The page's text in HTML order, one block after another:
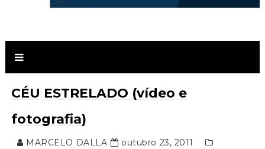
CÉU ESTRELADO (vídeo e
fotografia)
MARCELO DALLA outubro 23, 2011